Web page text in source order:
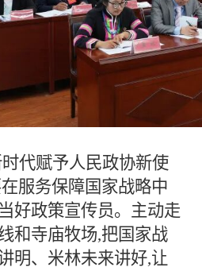
代赋予人民政协新使
服务保障国家战略中
好政策宣传员。主动走
和寺庙牧场,把国家战
明、米林未来讲好,让